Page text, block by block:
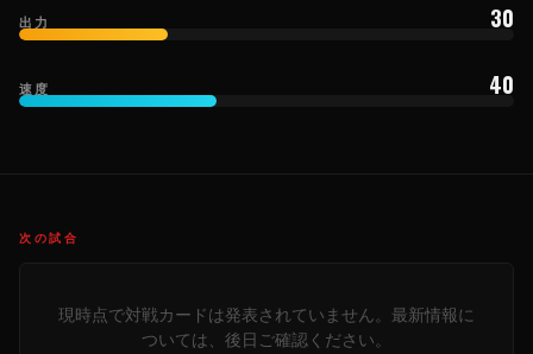
出力 30
速度 40
次の試合
現時点で対戦カードは発表されていません。最新情報に
ついては、後日ご確認ください。